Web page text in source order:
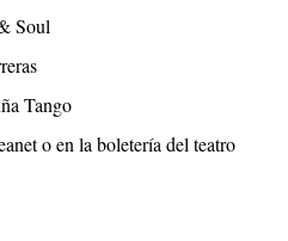
Soul
Tango
o en la boletería del teatro